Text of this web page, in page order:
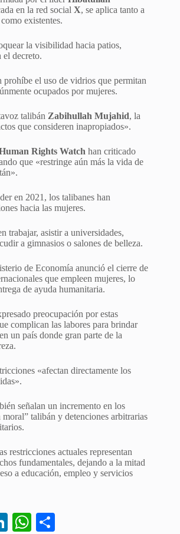
en la red social X, se aplica tanto a
existentes.
la visibilidad hacia patios,
el decreto.
el uso de vidrios que permitan
ocupados por mujeres.
talibán Zabihullah Mujahid, la
que consideren inapropiados».
Rights Watch han criticado
que «restringe aún más la vida de
en 2021, los talibanes han
hacia las mujeres.
trabajar, asistir a universidades,
a gimnasios o salones de belleza.
de Economía anunció el cierre de
que empleen mujeres, lo
de ayuda humanitaria.
preocupación por estas
complican las labores para brindar
un país donde gran parte de la
«afectan directamente los
señalan un incremento en los
talibán y detenciones arbitrarias
restricciones actuales representan
fundamentales, dejando a la mitad
a educación, empleo y servicios
Li
W